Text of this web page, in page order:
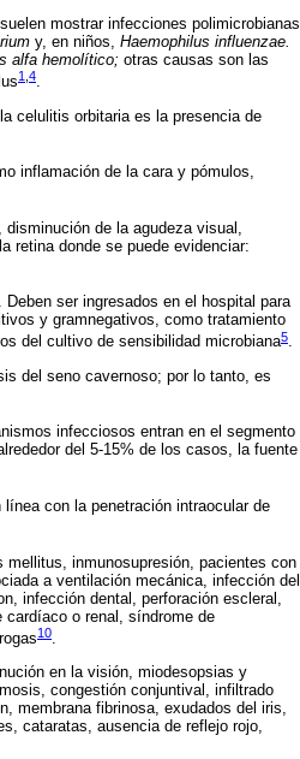
mostrar infecciones polimicrobianas,
y, en niños, Haemophilus influenzae.
alfa hemolítico; otras causas son las
1 4.
celulitis orbitaria es la presencia de
inflamación de la cara y pómulos,
de la agudeza visual,
retina donde se puede evidenciar:
ser ingresados en el hospital para
y gramnegativos, como tratamiento
del cultivo de sensibilidad microbiana5.
del seno cavernoso; por lo tanto, es
infecciosos entran en el segmento
del 5-15% de los casos, la fuente
con la penetración intraocular de
inmunosupresión, pacientes con
a ventilación mecánica, infección del
infección dental, perforación escleral,
cardíaco o renal, síndrome de
10
en la visión, miodesopsias y
congestión conjuntival, infiltrado
membrana fibrinosa, exudados del iris,
cataratas, ausencia de reflejo rojo,